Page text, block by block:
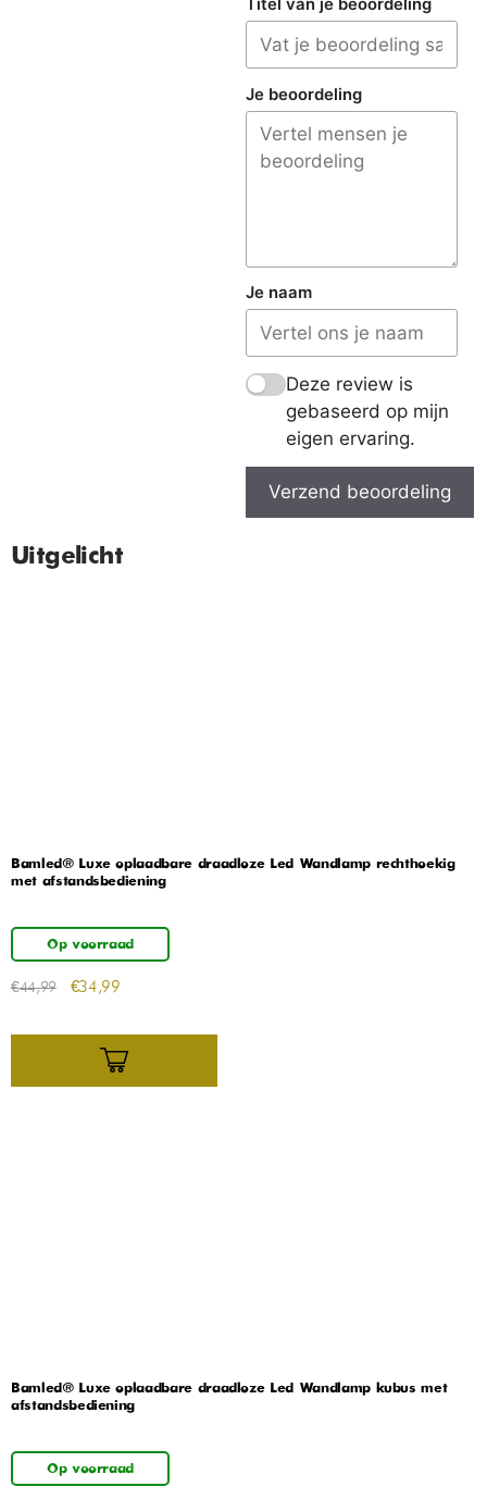
Titel van je beoordeling
Je beoordeling
Je naam
Deze review is
gebaseerd op mijn
eigen ervaring.
Verzend beoordeling
Uitgelicht
Bamled® Luxe oplaadbare draadloze Led Wandlamp rechthoekig
met afstandsbediening
Op voorraad
€44,99 €34,99
Bamled® Luxe oplaadbare draadloze Led Wandlamp kubus met
afstandsbediening
Op voorraad